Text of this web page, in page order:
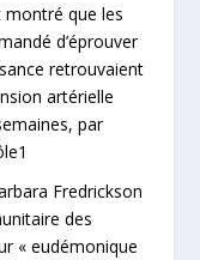
montré que les
d’éprouver
retrouvaient
artérielle
par
1
Fredrickson
des
« eudémonique